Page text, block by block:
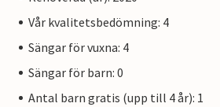
Vår kvalitetsbedömning: 4
Sängar för vuxna: 4
Sängar för barn: 0
Antal barn gratis (upp till 4 år): 1